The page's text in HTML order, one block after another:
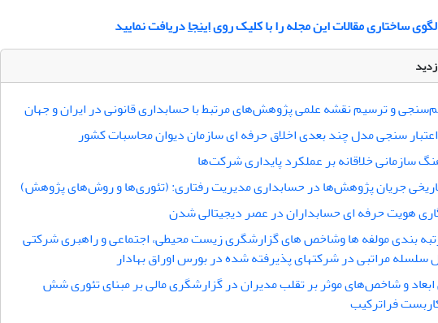
ساختاری مقالات این مجله را با کلیک رویاینجادریافت نمایید
و ترسیم نقشه علمی پژوهش‌های مرتبط با حسابداری قانونی در ایران و جهان
سنجی مدل چند بعدی اخلاق حرفه ای سازمان دیوان محاسبات کشور
سازمانی خلاقانه بر عملکرد پایداری شرکت‌ها
جریان پژوهش‌ها در حسابداری مدیریت رفتاری: (تئوری‌ها و روش‌های پژوهش)
هویت حرفه ای حسابداران در عصر دیجیتالی شدن
بندی مولفه ها وشاخص های گزارشگری زیست محیطی، اجتماعی و راهبری شرکتی
مراتبی در شرکتهای پذیرفته شده در بورس اوراق بهادار
و شاخص‌های موثر بر تقلب مدیران در گزارشگری مالی بر مبنای تئوری شش
فراترکیب